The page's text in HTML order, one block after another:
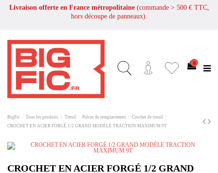
Livraison offerte en France métropolitaine (commande > 500 € TTC,
hors découpe de panneaux).
0
BigFic Tous les produits Treuil Pièces de remplacement
Crochet de treuil
CROCHET EN ACIER FORGÉ 1/2 GRAND MODÈLE TRACTION MAXIMUM 9T
CROCHET EN ACIER FORGÉ 1/2 GRAND